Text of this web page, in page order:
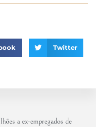
a ex-empregados de
Twitter